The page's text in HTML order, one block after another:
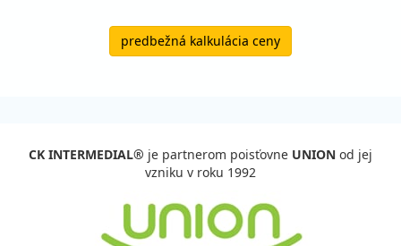
predbežná kalkulácia ceny
CK INTERMEDIAL® je partnerom poisťovne UNION od jej
vzniku v roku 1992